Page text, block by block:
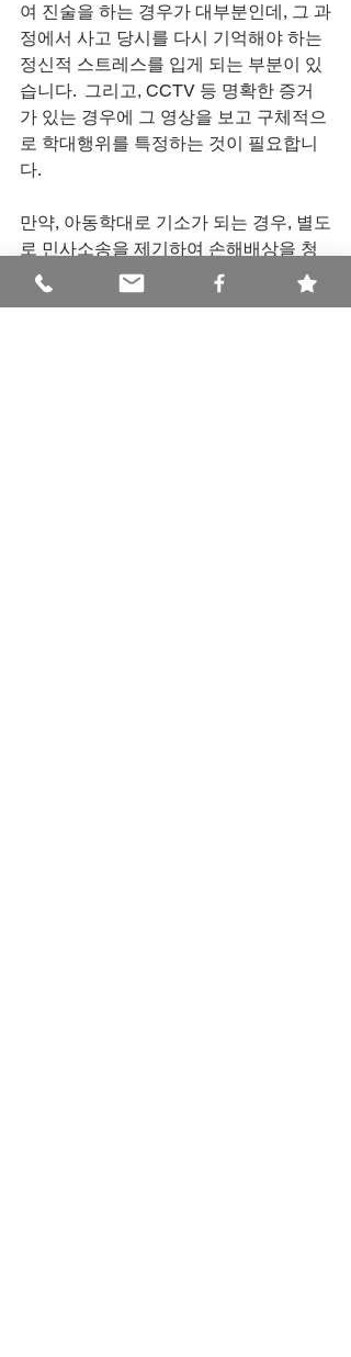
여 진술을 하는 경우가 대부분인데, 그 과
정에서 사고 당시를 다시 기억해야 하는
정신적 스트레스를 입게 되는 부분이 있
습니다.  그리고, CCTV 등 명확한 증거
가 있는 경우에 그 영상을 보고 구체적으
로 학대행위를 특정하는 것이 필요합니
다.
만약, 아동학대로 기소가 되는 경우, 별도
로 민사소송을 제기하여 손해배상을 청
구할 수 있습니다. 그 손해액은 기본적으